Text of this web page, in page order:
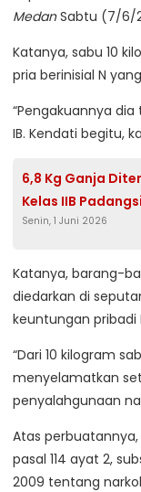
MedanSabtu (7/6/
Katanya, sabu 10
pria berinisial N
“Pengakuannya
IB. Kendati begitu,
6,8 Kg Ganja
Kelas IIB
Bungkam
Senin, 1 Juni 2026
Katanya, barang-
diedarkan di
keuntungan pribadi
“Dari 10 kilogram
menyelamatkan
penyalahgunaan
Atas
pasal 114 ayat 2,
2009 tentang